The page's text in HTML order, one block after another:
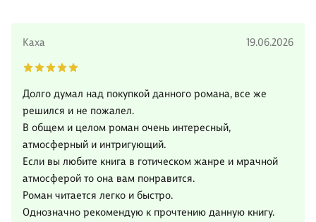
Каха 19.06.2026
Долго думал над покупкой данного романа, все же
решился и не пожалел.
В общем и целом роман очень интересный,
атмосферный и интригующий.
Если вы любите книга в готическом жанре и мрачной
атмосферой то она вам понравится.
Роман читается легко и быстро.
Однозначно рекомендую к прочтению данную книгу.